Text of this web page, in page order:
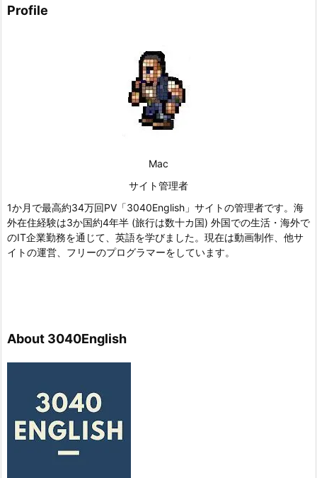
Profile
Mac
サイト管理者
1か月で最高約34万回PV「3040English」サイトの管理者です。海
外在住経験は3か国約4年半 (旅行は数十カ国) 外国での生活・海外で
のIT企業勤務を通じて、英語を学びました。現在は動画制作、他サ
イトの運営、フリーのプログラマーをしています。
About 3040English